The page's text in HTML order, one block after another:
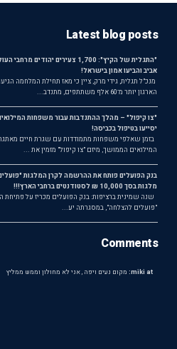
Latest blog posts
"התגלית של הקיץ": 1,700 צעירים
אביב והביעו אמון בישראל!
מנכ"ל תגלית, גידי מרק, ציין כי מאז תחילת המלחמה
הארגון יותר מ־60 אלף משתתפים, מתנדב...
"צו קיפול" – מהלך ההתנדבות עבור משפחות
יסייעו בטיפול בכביסה!
בזמן שאלפי משפחות מתמודדות עם שגרת חיים
המילואים הממושך, מיזם "צו קיפול" מזמין את ...
מלגות בסך 10,000 ₪ לסטודנטים ברחבי הארץ!!!
שנה שמינית ברציפות: בנק הפועלים מכריז על
"פועלים להצלחה", במסגרתה יע...
Comments
miki at: מקום נעים ויפה , אני לא מחולון וממש ממליץ